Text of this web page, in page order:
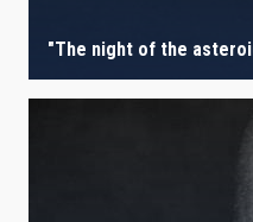
ASTROPHYSICAL
"The night of the